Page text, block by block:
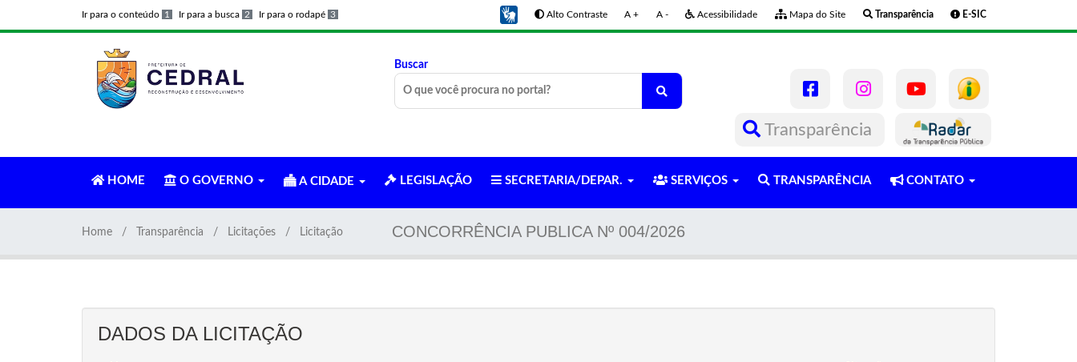
Ir para o conteúdo 1 Ir para a busca 2 Ir para o rodapé 3 Alto Contraste A + A - Acessibilidade Mapa do Site Transparência E-SIC
Buscar
Transparência
HOME O GOVERNO A CIDADE LEGISLAÇÃO SECRETARIA/DEPAR. SERVIÇOS TRANSPARÊNCIA CONTATO
CONCORRÊNCIA PUBLICA Nº 004/2026
Home Transparência Licitações Licitação
DADOS DA LICITAÇÃO